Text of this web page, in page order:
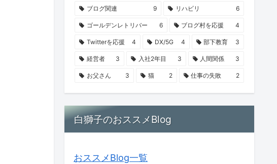
ブログ関連 9 リハビリ 6
ゴールデンレトリバー 6 ブログ村を応援 4
Twitterを応援 4 DX/5G 4 部下教育 3
経営者 3 入社2年目 3 人間関係 3
お父さん 3 猫 2 仕事の失敗 2
白獅子のおススメBlog
おススメBlog一覧